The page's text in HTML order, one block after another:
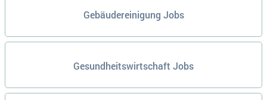
Gebäudereinigung Jobs
Gesundheitswirtschaft Jobs